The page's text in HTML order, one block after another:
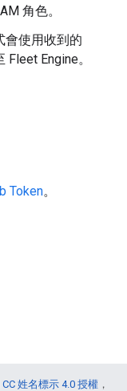
角色。
會使用收到的
Engine。
Token。
姓名標示 4.0 授權 ，